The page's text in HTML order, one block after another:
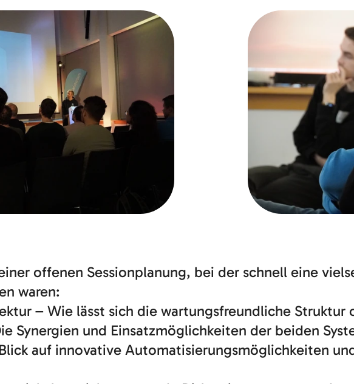
offenen Sessionplanung, bei der schnell eine
waren:
– Wie lässt sich die wartungsfreundliche
Synergien und Einsatzmöglichkeiten der beiden
auf innovative Automatisierungsmöglichkeiten